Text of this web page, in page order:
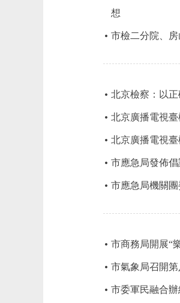
想
市檢二分院、
北京檢察：以
北京廣播電視
北京廣播電視臺
市應急局發佈
市應急局機關
市商務局開展“
市氣象局召開
市委軍民融合